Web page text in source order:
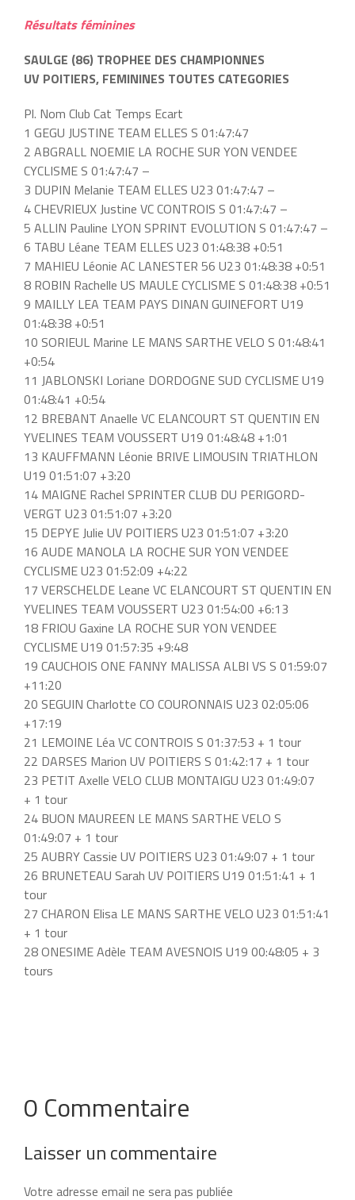
Résultats féminines
SAULGE (86) TROPHEE DES CHAMPIONNES
UV POITIERS, FEMININES TOUTES CATEGORIES
Pl. Nom Club Cat Temps Ecart
1 GEGU JUSTINE TEAM ELLES S 01:47:47
2 ABGRALL NOEMIE LA ROCHE SUR YON VENDEE
CYCLISME S 01:47:47 –
3 DUPIN Melanie TEAM ELLES U23 01:47:47 –
4 CHEVRIEUX Justine VC CONTROIS S 01:47:47 –
5 ALLIN Pauline LYON SPRINT EVOLUTION S 01:47:47 –
6 TABU Léane TEAM ELLES U23 01:48:38 +0:51
7 MAHIEU Léonie AC LANESTER 56 U23 01:48:38 +0:51
8 ROBIN Rachelle US MAULE CYCLISME S 01:48:38 +0:51
9 MAILLY LEA TEAM PAYS DINAN GUINEFORT U19
01:48:38 +0:51
10 SORIEUL Marine LE MANS SARTHE VELO S 01:48:41
+0:54
11 JABLONSKI Loriane DORDOGNE SUD CYCLISME U19
01:48:41 +0:54
12 BREBANT Anaelle VC ELANCOURT ST QUENTIN EN
YVELINES TEAM VOUSSERT U19 01:48:48 +1:01
13 KAUFFMANN Léonie BRIVE LIMOUSIN TRIATHLON
U19 01:51:07 +3:20
14 MAIGNE Rachel SPRINTER CLUB DU PERIGORD-
VERGT U23 01:51:07 +3:20
15 DEPYE Julie UV POITIERS U23 01:51:07 +3:20
16 AUDE MANOLA LA ROCHE SUR YON VENDEE
CYCLISME U23 01:52:09 +4:22
17 VERSCHELDE Leane VC ELANCOURT ST QUENTIN EN
YVELINES TEAM VOUSSERT U23 01:54:00 +6:13
18 FRIOU Gaxine LA ROCHE SUR YON VENDEE
CYCLISME U19 01:57:35 +9:48
19 CAUCHOIS ONE FANNY MALISSA ALBI VS S 01:59:07
+11:20
20 SEGUIN Charlotte CO COURONNAIS U23 02:05:06
+17:19
21 LEMOINE Léa VC CONTROIS S 01:37:53 + 1 tour
22 DARSES Marion UV POITIERS S 01:42:17 + 1 tour
23 PETIT Axelle VELO CLUB MONTAIGU U23 01:49:07
+ 1 tour
24 BUON MAUREEN LE MANS SARTHE VELO S
01:49:07 + 1 tour
25 AUBRY Cassie UV POITIERS U23 01:49:07 + 1 tour
26 BRUNETEAU Sarah UV POITIERS U19 01:51:41 + 1
tour
27 CHARON Elisa LE MANS SARTHE VELO U23 01:51:41
+ 1 tour
28 ONESIME Adèle TEAM AVESNOIS U19 00:48:05 + 3
tours
0 Commentaire
Laisser un commentaire
Votre adresse email ne sera pas publiée